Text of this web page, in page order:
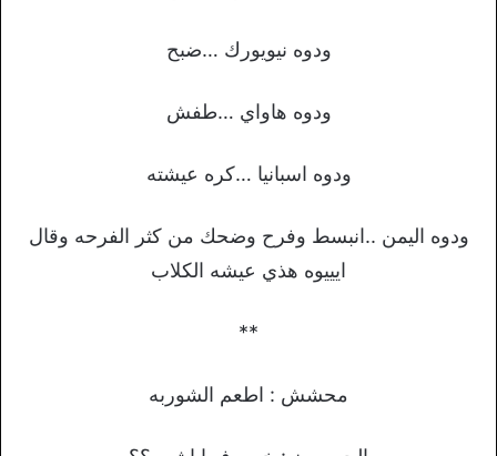
ودوه نيويورك …ضبح
ودوه هاواي …طفش
ودوه اسبانيا …كره عيشته
ودوه اليمن ..انبسط وفرح وضحك من كثر الفرحه وقال
ايييوه هذي عيشه الكلاب
**
ﻣﺤﺸﺶ : اطعم ﺍﻟﺸﻮﺭﺑﻪ